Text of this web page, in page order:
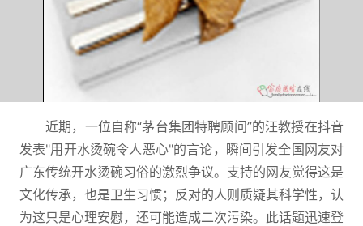
近期，一位自称“茅台集团特聘顾问”的汪教授在抖音
发表"用开水烫碗令人恶心"的言论，瞬间引发全国网友对
广东传统开水烫碗习俗的激烈争议。支持的网友觉得这是
文化传承，也是卫生习惯；反对的人则质疑其科学性，认
为这只是心理安慰，还可能造成二次污染。此话题迅速登